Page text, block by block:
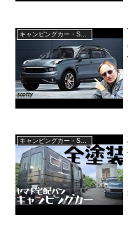
キャンピングカー・SUV人気車種